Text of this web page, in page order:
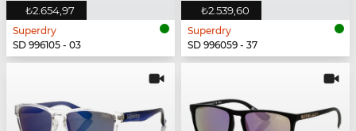
₺2.654,97
Superdry
SD 996105 - 03
₺2.539,60
Superdry
SD 996059 - 37